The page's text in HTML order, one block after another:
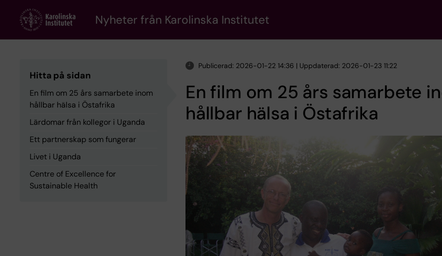
content
Nyheter från Karolinska Institutet
Hitta på sidan
En film om 25 års samarbete inom
hållbar hälsa i Östafrika
Lärdomar från kollegor i Uganda
Ett partnerskap som fungerar
Livet i Uganda
Centre of Excellence for
Sustainable Health
Publicerad: 2026-01-22 14:36 | Uppdaterad: 2026-01-23 11:22
En film om 25 års samarbete
hållbar hälsa i Östafrika